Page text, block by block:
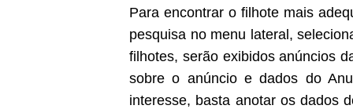
Para encontrar o filhote mais
pesquisa no menu lateral,
filhotes, serão exibidos anúncios
sobre o anúncio e dados do
interesse, basta anotar os dados